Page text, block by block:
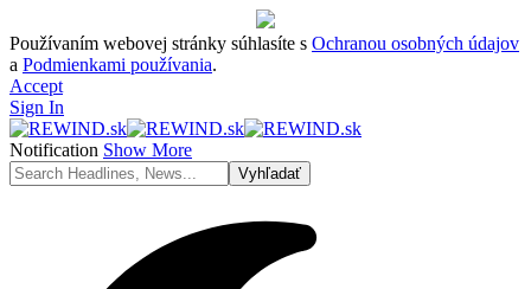
Používaním webovej stránky súhlasíte s Ochranou osobných údajov
a Podmienkami používania.
Accept
Sign In
Notification Show More